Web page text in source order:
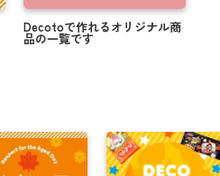
Decotoで作れるオリジナル商
品の一覧です